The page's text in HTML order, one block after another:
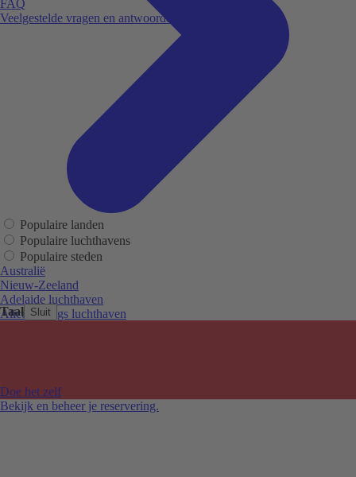
Taal Sluit
FAQ
Veelgestelde vragen en antwoorden.
Doe het zelf
Bekijk en beheer je reservering.
Populaire landen
Populaire luchthavens
Populaire steden
Australië
Nieuw-Zeeland
Adelaide luchthaven
Alice Springs luchthaven
Melbourne Tullamarine luchthaven
Perth luchthaven
Sydney luchthaven